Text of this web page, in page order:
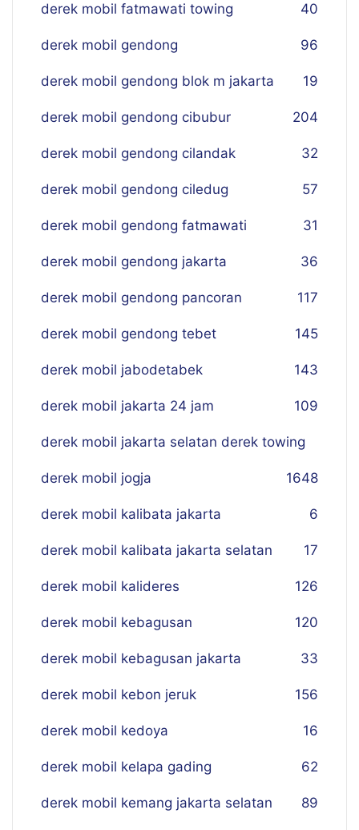
derek mobil fatmawati towing 40
derek mobil gendong 96
derek mobil gendong blok m jakarta 19
derek mobil gendong cibubur 204
derek mobil gendong cilandak 32
derek mobil gendong ciledug 57
derek mobil gendong fatmawati 31
derek mobil gendong jakarta 36
derek mobil gendong pancoran 117
derek mobil gendong tebet 145
derek mobil jabodetabek 143
derek mobil jakarta 24 jam 109
derek mobil jakarta selatan derek towing
48
derek mobil jogja 16
derek mobil kalibata jakarta 6
derek mobil kalibata jakarta selatan 17
derek mobil kalideres 126
derek mobil kebagusan 120
derek mobil kebagusan jakarta 33
derek mobil kebon jeruk 156
derek mobil kedoya 16
derek mobil kelapa gading 62
derek mobil kemang jakarta selatan 89